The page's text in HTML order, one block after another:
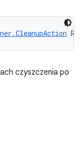
czyszczenia po